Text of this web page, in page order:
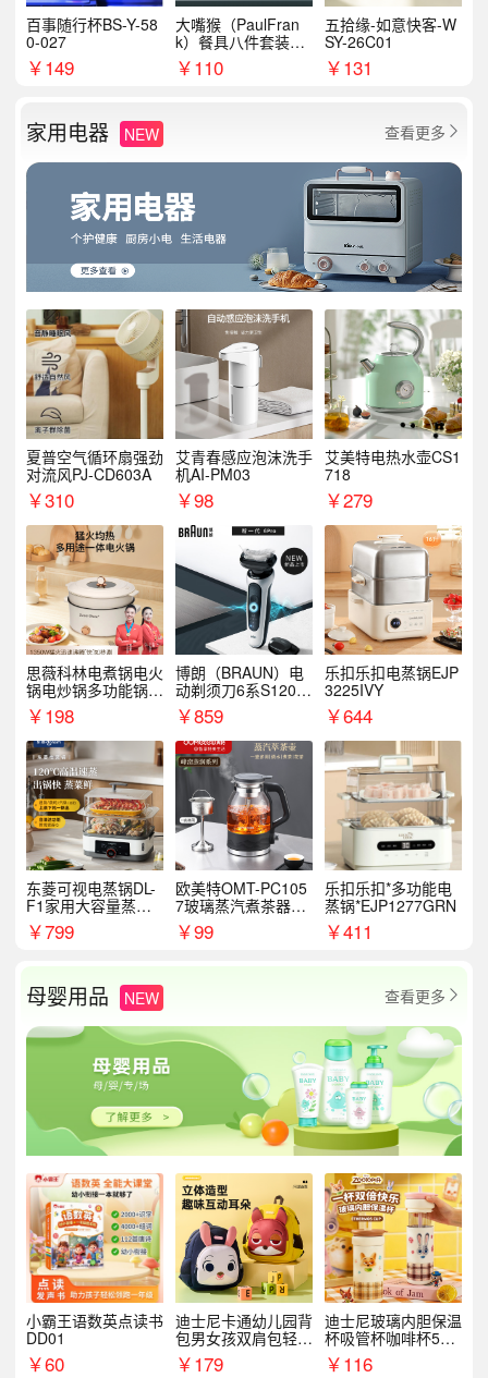
百事随行杯BS-Y-58
0-027
￥149
大嘴猴（PaulFran
k）餐具八件套装HC
T6007
￥110
五拾缘-如意快客-W
SY-26C01
￥131
家用电器 NEW 查看更多 
夏普空气循环扇强劲
对流风PJ-CD603A
￥310
艾青春感应泡沫洗手
机AI-PM03
￥98
艾美特电热水壶CS1
718
￥279
思薇科林电煮锅电火
锅电炒锅多功能锅电
热锅泡面小电锅
￥198
博朗（BRAUN）电
动剃须刀6系S1200
S￥859
乐扣乐扣电蒸锅EJP
3225IVY
￥644
东菱可视电蒸锅DL-
F1家用大容量蒸炖
锅
￥799
欧美特OMT-PC105
7玻璃蒸汽煮茶器黑
茶泡茶具茶壶花茶壶
￥99
乐扣乐扣*多功能电
蒸锅*EJP1277GRN
￥411
母婴用品 NEW 查看更多 
小霸王语数英点读书
DD01
￥60
迪士尼卡通幼儿园背
包男女孩双肩包轻便
可爱小背包B20107
￥179
迪士尼玻璃内胆保温
杯吸管杯咖啡杯530
MLH15135
￥116